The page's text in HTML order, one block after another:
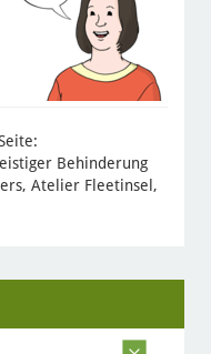
Behinderung
Atelier Fleetinsel,